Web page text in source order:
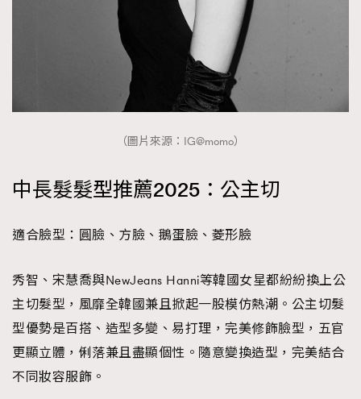
（圖片來源：IG@momo）
中長髮髮型推薦2025：公主切
適合臉型：圓臉、方臉、鵝蛋臉、菱形臉
秀智、宋慧喬與NewJeans Hanni等韓國女星都紛紛換上公
主切髮型，風靡全韓國兼且掀起一股模仿熱潮。公主切髮
型優勢是百搭、造型多變、易打理，完美修飾臉型，五官
更顯立體，俐落兼且盡顯個性。隨意變換造型，完美結合
不同妝容服飾。